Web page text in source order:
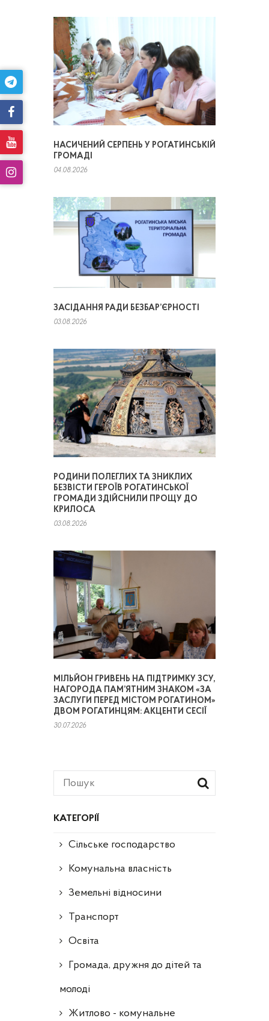
КАТЕГОРІЇ
Сільське господарство
Комунальна власність
Земельні відносини
Транспорт
Освіта
Громада, дружня до дітей та
молоді
Житлово - комунальне
НАСИЧЕНИЙ СЕРПЕНЬ У РОГАТИНСЬКІЙ
ГРОМАДІ
04.08.2026
ЗАСІДАННЯ РАДИ БЕЗБАР’ЄРНОСТІ
03.08.2026
РОДИНИ ПОЛЕГЛИХ ТА ЗНИКЛИХ
БЕЗВІСТИ ГЕРОЇВ РОГАТИНСЬКОЇ
ГРОМАДИ ЗДІЙСНИЛИ ПРОЩУ ДО
КРИЛОСА
03.08.2026
МІЛЬЙОН ГРИВЕНЬ НА ПІДТРИМКУ ЗСУ,
НАГОРОДА ПАМ’ЯТНИМ ЗНАКОМ «ЗА
ЗАСЛУГИ ПЕРЕД МІСТОМ РОГАТИНОМ»
ДВОМ РОГАТИНЦЯМ: АКЦЕНТИ СЕСІЇ
30.07.2026